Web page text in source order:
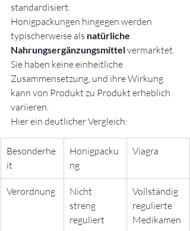
standardisiert.
Honigpackungen hingegen werden
typischerweise als natürliche
Nahrungsergänzungsmittel vermarktet.
Sie haben keine einheitliche
Zusammensetzung, und ihre Wirkung
kann von Produkt zu Produkt erheblich
variieren.
Hier ein deutlicher Vergleich:
Besonderhe
it
Honigpacku
ng
Viagra
Verordnung
Nicht
streng
reguliert
Vollständig
regulierte
Medikamen